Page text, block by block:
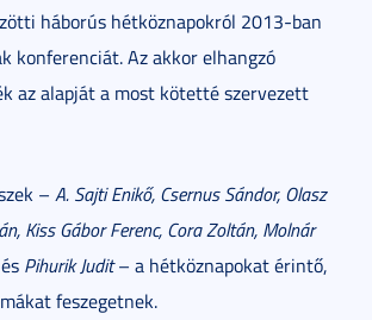
háborús hétköznapokról 2013-ban
konferenciát. Az akkor elhangzó
az alapját a most kötetté szervezett
– A. Sajti Enikő, Csernus Sándor, Olasz
Kiss Gábor Ferenc, Cora Zoltán, Molnár
Pihurik Judit– a hétköznapokat érintő,
feszegetnek.